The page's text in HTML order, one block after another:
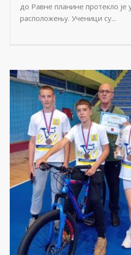
до Равне планине протекло је
расположењу. Ученици су...